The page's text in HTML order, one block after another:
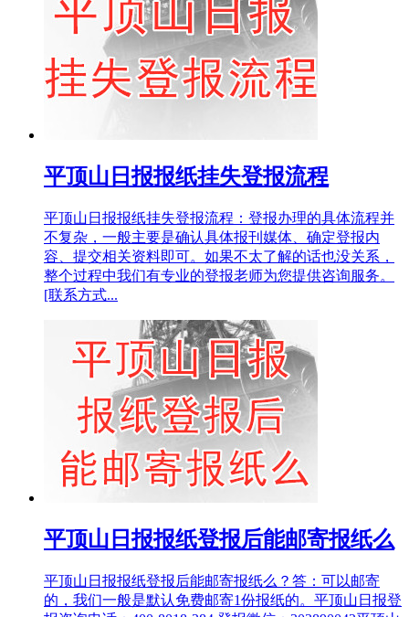
平顶山日报报纸挂失登报流程
平顶山日报报纸挂失登报流程：登报办理的具体流程并
不复杂，一般主要是确认具体报刊媒体、确定登报内
容、提交相关资料即可。如果不太了解的话也没关系，
整个过程中我们有专业的登报老师为您提供咨询服务。
[联系方式...
平顶山日报报纸登报后能邮寄报纸么
平顶山日报报纸登报后能邮寄报纸么？答：可以邮寄
的，我们一般是默认免费邮寄1份报纸的。平顶山日报登